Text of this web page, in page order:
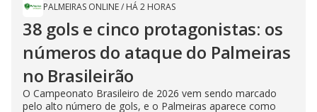
PALMEIRAS ONLINE/ HÁ 2 HORAS
38 gols e cinco protagonistas: os
números do ataque do Palmeiras
no Brasileirão
O Campeonato Brasileiro de 2026 vem sendo marcado
pelo alto número de gols, e o Palmeiras aparece como